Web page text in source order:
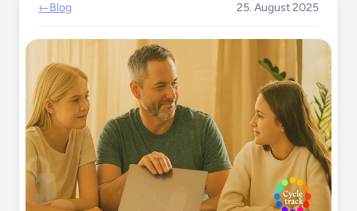
←Blog 25. August 2025